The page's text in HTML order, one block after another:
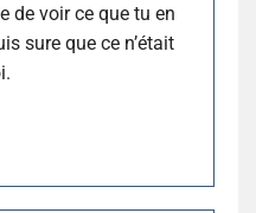
de voir ce que tu en
sure que ce n’était